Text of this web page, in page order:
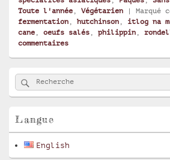
Toute l'année , Végétarien | Marqué
fermentation , hutchinson , itlog na
cane , oeufs salés , philippin ,
commentaires
Zone
principale
de
pour
latérale
Recherche :
Rechercher
Langue
English